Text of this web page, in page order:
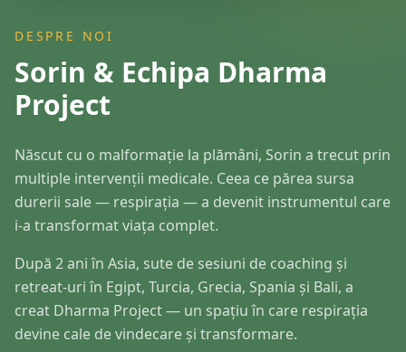
DESPRE NOI
Sorin & Echipa Dharma
Project
Născut cu o malformație la plămâni, Sorin a trecut prin
multiple intervenții medicale. Ceea ce părea sursa
durerii sale — respirația — a devenit instrumentul care
i-a transformat viața complet.
După 2 ani în Asia, sute de sesiuni de coaching și
retreat-uri în Egipt, Turcia, Grecia, Spania și Bali, a
creat Dharma Project — un spațiu în care respirația
devine cale de vindecare și transformare.